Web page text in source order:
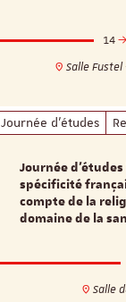
14
Salle
Journée d'études
Journée
spécificité
compte de la
domaine de la
Salle